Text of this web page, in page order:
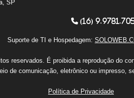
SP
(16)
Suporte de TI e Hospedagem:
reservados. É proibida a reprodução do
de comunicação, eletrônico ou impresso,
Política de Privacidade